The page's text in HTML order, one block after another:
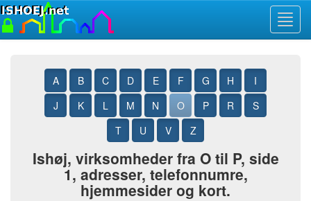
A B C D E F G H
I
J
K L M N O P R
S
T
U V Z
Ishøj, virksomheder fra O til P, side
1, adresser, telefonnumre,
hjemmesider og kort.